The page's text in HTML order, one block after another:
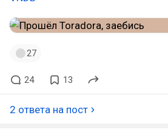
27
24 13
2 ответа на пост